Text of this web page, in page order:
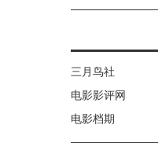
三月鸟社
电影影评网
电影档期